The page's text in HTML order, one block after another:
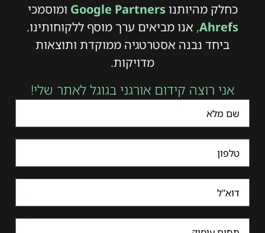
כחלק מהיותנוGoogle Partners ומוסמכי
Ahrefs
, אנו מביאים ערך מוסף ללקוחותינו.
ביחד נבנה אסטרטגיה ממוקדת ותוצאות
מדויקות.
אני רוצה קידום אורגני בגוגל לאתר שלי!